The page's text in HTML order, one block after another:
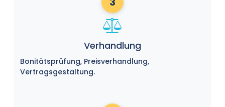
Verhandlung
Bonitätsprüfung, Preisverhandlung,
Vertragsgestaltung.